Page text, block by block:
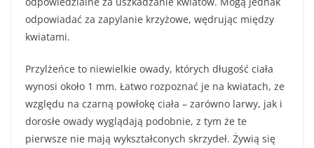
odpowiadać za zapylanie krzyżowe, wędrując między
kwiatami.
Przylżeńce to niewielkie owady, których długość ciała
wynosi około 1 mm. Łatwo rozpoznać je na kwiatach, ze
względu na czarną powłokę ciała – zarówno larwy, jak i
dorosłe owady wyglądają podobnie, z tym że te
pierwsze nie mają wykształconych skrzydeł. Żywią się